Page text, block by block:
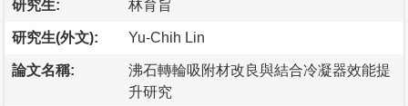
研究生: 林育旨
研究生(外文): Yu-Chih Lin
論文名稱:
沸石轉輪吸附材改良與結合冷凝器效能提
升研究